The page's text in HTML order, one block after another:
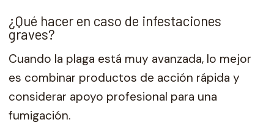
¿Qué hacer en caso de infestaciones
graves?
Cuando la plaga está muy avanzada, lo mejor
es combinar productos de acción rápida y
considerar apoyo profesional para una
fumigación.